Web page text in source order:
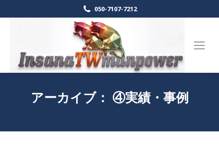
050-7107-7212
アーカイブ： ④実績・事例